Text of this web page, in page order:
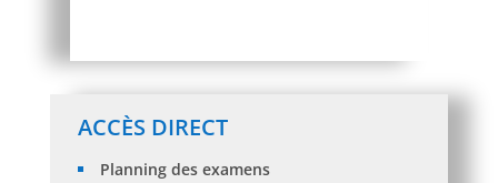
ACCÈS DIRECT
Planning des examens